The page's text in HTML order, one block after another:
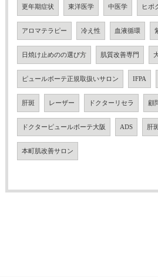
更年期症状 東洋医学 中医学 ヒポ
アロマテラピー 冷え性 血液循環
日焼け止めのの選び方 肌質改善専門
ピュールボーテ正規取扱いサロン IFPA
肝斑 レーザー ドクターリセラ 顧
ドクターピュールボーテ大阪 ADS 肝
本町肌改善サロン